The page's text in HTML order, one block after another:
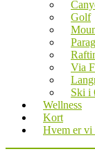
Golf
Via
Ski i
Wellness
Kort
Hvem er vi